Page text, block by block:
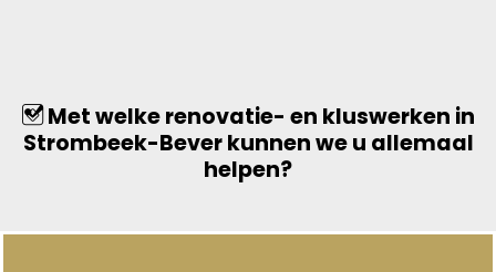
Met welke renovatie- en kluswerken in
Strombeek-Bever kunnen we u allemaal
helpen?